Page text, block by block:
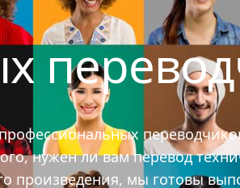
нужен ли вам перевод
произведения, мы готовы